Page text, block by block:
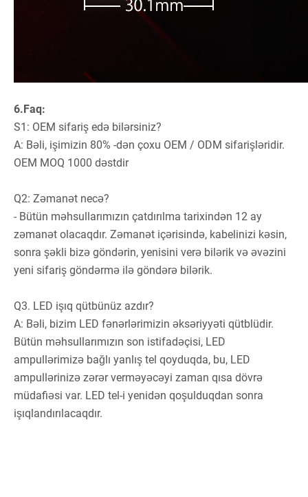
6.Faq:
S1: OEM sifariş edə bilərsiniz?
A: Bəli, işimizin 80% -dən çoxu OEM / ODM sifarişləridir.
OEM MOQ 1000 dəstdir
Q2: Zəmanət necə?
- Bütün məhsullarımızın çatdırılma tarixindən 12 ay
zəmanət olacaqdır. Zəmanət içərisində, kabelinizi kəsin,
sonra şəkli bizə göndərin, yenisini verə bilərik və əvəzini
yeni sifariş göndərmə ilə göndərə bilərik.
Q3. LED işıq qütbünüz azdır?
A: Bəli, bizim LED fənərlərimizin əksəriyyəti qütblüdir.
Bütün məhsullarımızın son istifadəçisi, LED
ampullərimizə bağlı yanlış tel qoyduqda, bu, LED
ampullərinizə zərər verməyəcəyi zaman qısa dövrə
müdafiəsi var. LED tel-i yenidən qoşulduqdan sonra
işıqlandırılacaqdır.